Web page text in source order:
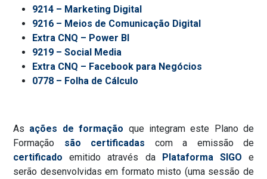
9214 – Marketing Digital
9216 – Meios de Comunicação Digital
Extra CNQ – Power BI
9219 – Social Media
Extra CNQ – Facebook para Negócios
0778 – Folha de Cálculo
As ações de formação que integram este Plano de
Formação são certificadas com a emissão de
certificado emitido através da Plataforma SIGO e
serão desenvolvidas em formato misto (uma sessão de